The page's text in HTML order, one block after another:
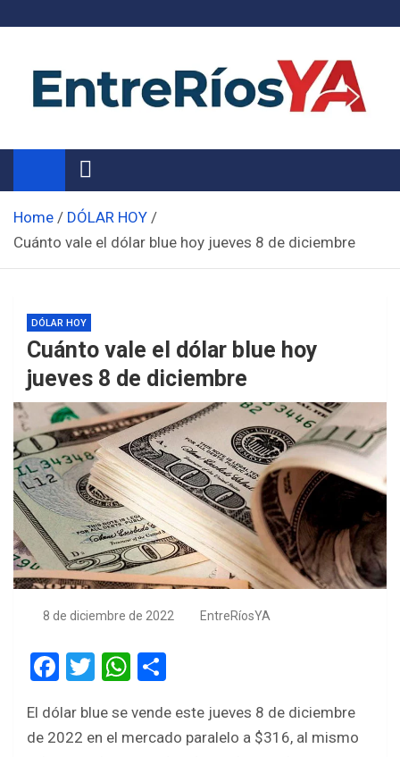
Noticias de Entre Ríos
Información de toda la provincia ahora
Home
DÓLAR HOY
Cuánto vale el dólar blue hoy jueves 8 de diciembre
DÓLAR HOY
Cuánto vale el dólar blue hoy
jueves 8 de diciembre
8 de diciembre de 2022 EntreRíosYA
F
ce
T
tt
W
at ar
El dólar blue se vende este jueves 8 de diciembre
de 2022 en el mercado paralelo a $316, al mismo